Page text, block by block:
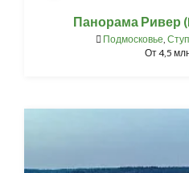
Панорама Ривер
Подмосковье,
От4,5